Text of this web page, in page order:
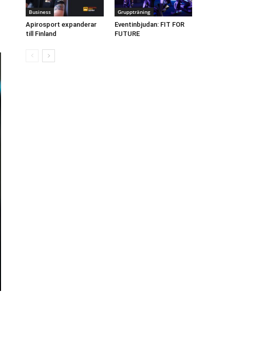
Business
Apirosport expanderar
till Finland
Gruppträning
Eventinbjudan: FIT FOR
FUTURE